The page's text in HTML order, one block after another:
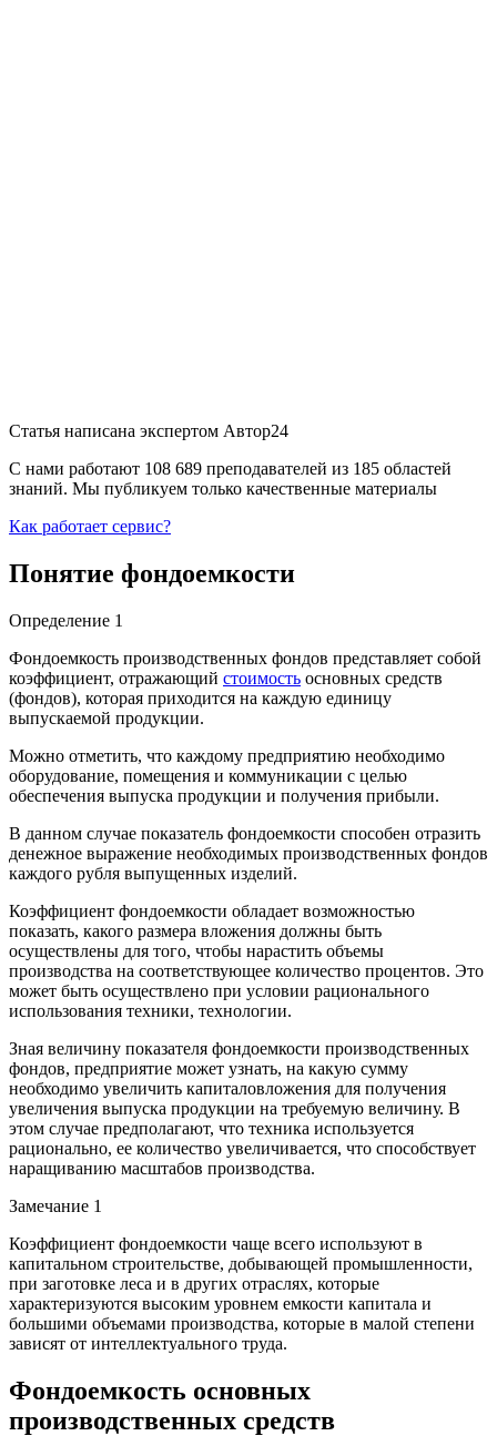
Статья написана экспертом Автор24
С нами работают 108 689 преподавателей из 185 областей
знаний. Мы публикуем только качественные материалы
Как работает сервис?
Понятие фондоемкости
Определение 1
Фондоемкость производственных фондов представляет собой
коэффициент, отражающий стоимость основных средств
(фондов), которая приходится на каждую единицу
выпускаемой продукции.
Можно отметить, что каждому предприятию необходимо
оборудование, помещения и коммуникации с целью
обеспечения выпуска продукции и получения прибыли.
В данном случае показатель фондоемкости способен отразить
денежное выражение необходимых производственных фондов
каждого рубля выпущенных изделий.
Коэффициент фондоемкости обладает возможностью
показать, какого размера вложения должны быть
осуществлены для того, чтобы нарастить объемы
производства на соответствующее количество процентов. Это
может быть осуществлено при условии рационального
использования техники, технологии.
Зная величину показателя фондоемкости производственных
фондов, предприятие может узнать, на какую сумму
необходимо увеличить капиталовложения для получения
увеличения выпуска продукции на требуемую величину. В
этом случае предполагают, что техника используется
рационально, ее количество увеличивается, что способствует
наращиванию масштабов производства.
Замечание 1
Коэффициент фондоемкости чаще всего используют в
капитальном строительстве, добывающей промышленности,
при заготовке леса и в других отраслях, которые
характеризуются высоким уровнем емкости капитала и
большими объемами производства, которые в малой степени
зависят от интеллектуального труда.
Фондоемкость основных
производственных средств